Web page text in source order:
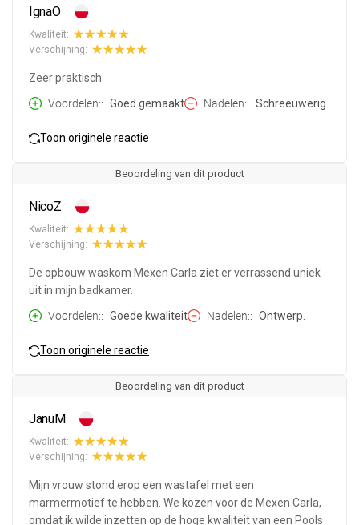
IgnaO
Kwaliteit:
Verschijning:
Zeer praktisch.
Voordelen:
Goed gemaakt Nadelen: Schreeuwerig.
Toon originele reactie
Beoordeling van dit product
NicoZ
Kwaliteit:
Verschijning:
De opbouw waskom Mexen Carla ziet er verrassend uniek
uit in mijn badkamer.
Voordelen:
Goede kwaliteit Nadelen: Ontwerp.
Toon originele reactie
Beoordeling van dit product
JanuM
Kwaliteit:
Verschijning:
Mijn vrouw stond erop een wastafel met een
marmermotief te hebben. We kozen voor de Mexen Carla,
omdat ik wilde inzetten op de hoge kwaliteit van een Pools